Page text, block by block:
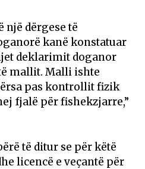
një dërgese të
kanë konstatuar
deklarimit doganor
mallit. Malli ishte
pas kontrollit fizik
fjalë për fishekzjarre,”
të ditur se për këtë
licencë e veçantë për